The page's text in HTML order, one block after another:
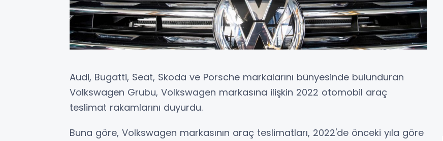
Audi, Bugatti, Seat, Skoda ve Porsche markalarını bünyesinde bulunduran
Volkswagen Grubu, Volkswagen markasına ilişkin 2022 otomobil araç
teslimat rakamlarını duyurdu.
Buna göre, Volkswagen markasının araç teslimatları, 2022'de önceki yıla göre